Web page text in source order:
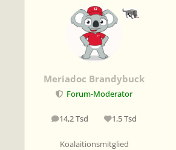
Meriadoc Brandybuck
Forum-Moderator
14,2 Tsd
Beiträge 1,5 Tsd
Reputation
Koalaitionsmitglied